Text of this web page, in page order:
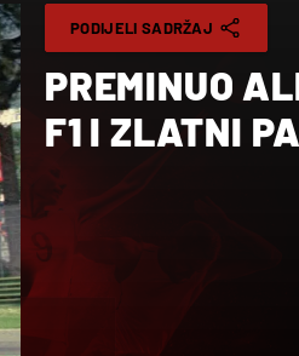
PODIJELI SADRŽAJ
PREMINUO
F1 I ZLATNI